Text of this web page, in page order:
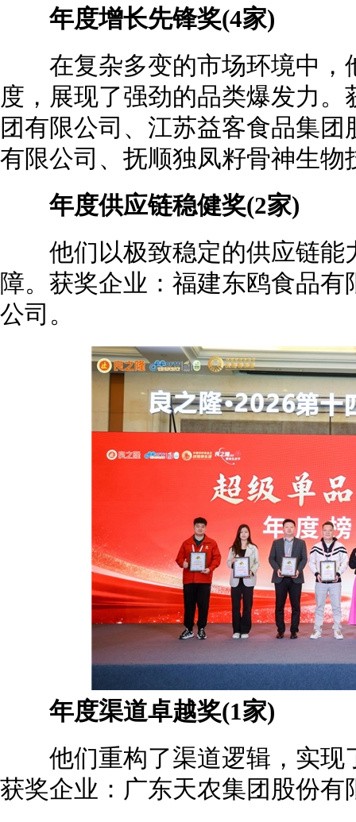
年度增长先锋奖(4家)
在复杂多变的市场环境中，
度，展现了强劲的品类爆发力
团有限公司、江苏益客食品集
有限公司、抚顺独凤籽骨神生物
年度供应链稳健奖(2家)
他们以极致稳定的供应链能
障。获奖企业：福建东鸥食品
公司。
年度渠道卓越奖(1家)
他们重构了渠道逻辑，实现
获奖企业：广东天农集团股份有